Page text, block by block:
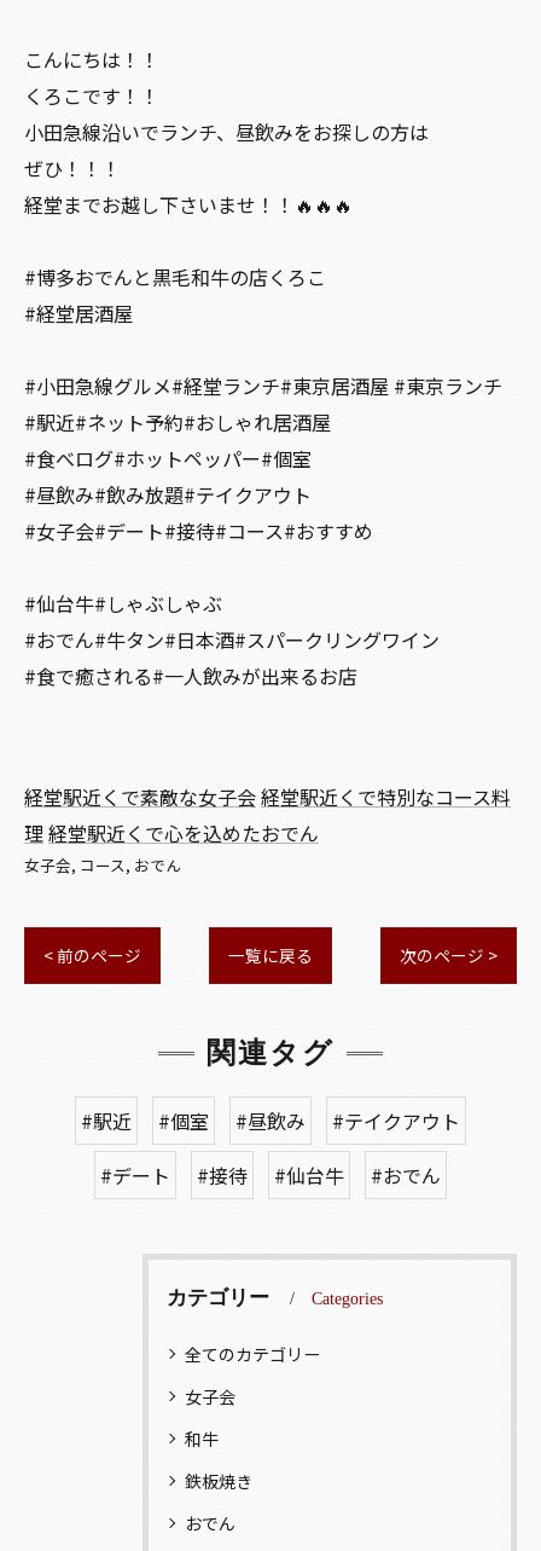
こんにちは！！
くろこです！！
小田急線沿いでランチ、昼飲みをお探しの方は
ぜひ！！！
経堂までお越し下さいませ！！🔥🔥🔥
#博多おでんと黒毛和牛の店くろこ
#経堂居酒屋
#小田急線グルメ#経堂ランチ#東京居酒屋 #東京ランチ
#駅近#ネット予約#おしゃれ居酒屋
#食べログ#ホットペッパー#個室
#昼飲み#飲み放題#テイクアウト
#女子会#デート#接待#コース#おすすめ
#仙台牛#しゃぶしゃぶ
#おでん#牛タン#日本酒#スパークリングワイン
#食で癒される#一人飲みが出来るお店
経堂駅近くで素敵な女子会経堂駅近くで特別なコース料
理経堂駅近くで心を込めたおでん
女子会 コース おでん
< 前のページ 一覧に戻る 次のページ >
関連タグ
#駅近 #個室 #昼飲み
#テイクアウト
#デート
#接待 #仙台牛 #おでん
カテゴリー Categories
全てのカテゴリー
女子会
和牛
鉄板焼き
おでん